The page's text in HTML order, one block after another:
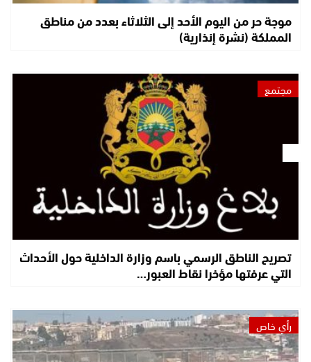
موجة حر من اليوم الأحد إلى الثلاثاء بعدد من مناطق
المملكة (نشرة إنذارية)
مجتمع
تصريح الناطق الرسمي باسم وزارة الداخلية حول الأحداث
التي عرفتها مؤخرا نقاط العبور…
رأي خاص